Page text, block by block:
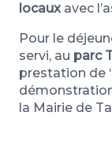
locauxavec
Pour le
servi, au parc
prestation de
la Mairie de